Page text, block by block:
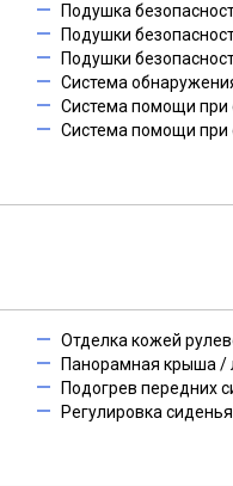
Подушка
Подушки
Подушки
Система
Система помощи при
Система помощи при
Отделка кожей
Панорамная крыша /
Подогрев передних
Регулировка